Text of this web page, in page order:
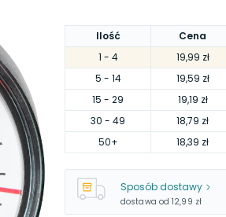
Ilość Cena
1 - 4 19,99 zł
5 - 14 19,59 zł
15 - 29 19,19 zł
30 - 49 18,79 zł
50+ 18,39 zł
Sposób dostawy
dostawa od 12,99 zł